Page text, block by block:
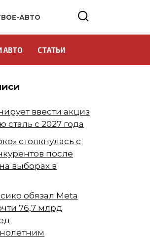
АВТО
АВТО СТАТЬИ
ввести акциз
сталь с 2027 года
столкнулась с
после
выборах в
обязал Meta
76,7 млрд